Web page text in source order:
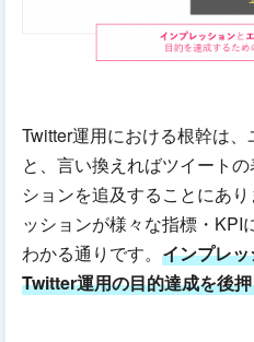
Twitter運用における根幹は
と、言い換えればツイート
ションを追及することにあ
ッションが様々な指標・KPI
わかる通りです。 インプレ
Twitter運用の目的達成を後